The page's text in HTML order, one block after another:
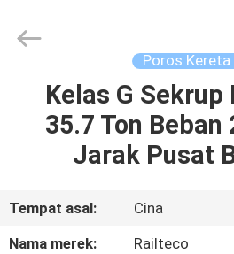
RUMAH
PRODUK
TENTANG
KITA
Equipment
Poros Kereta
Kelas G Sekrup
35.7 Ton Beban
Jarak Pusat
Tempat asal:
Cina
Nama merek:
Railteco